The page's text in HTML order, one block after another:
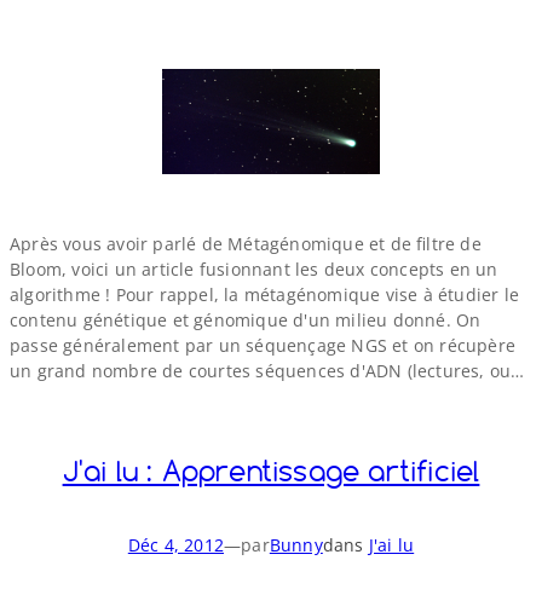
Après vous avoir parlé de Métagénomique et de filtre de
Bloom, voici un article fusionnant les deux concepts en un
algorithme ! Pour rappel, la métagénomique vise à étudier le
contenu génétique et génomique d'un milieu donné. On
passe généralement par un séquençage NGS et on récupère
un grand nombre de courtes séquences d'ADN (lectures, ou…
J'ai lu : Apprentissage artificiel
Déc 4, 2012—parBunnydans J'ai lu